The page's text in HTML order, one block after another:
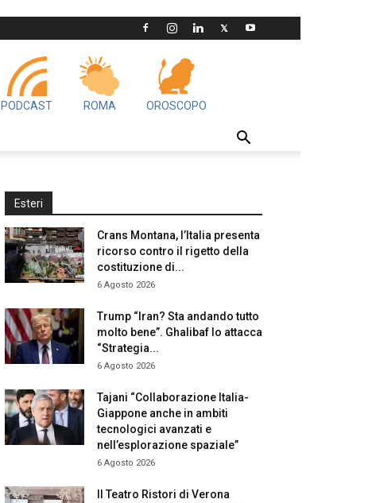
PODCAST ROMA OROSCOPO
Esteri
Crans Montana, l’Italia presenta
ricorso contro il rigetto della
costituzione di...
6 Agosto 2026
Trump “Iran? Sta andando tutto
molto bene”. Ghalibaf lo attacca
“Strategia...
6 Agosto 2026
Tajani “Collaborazione Italia-
Giappone anche in ambiti
tecnologici avanzati e
nell’esplorazione spaziale”
6 Agosto 2026
Il Teatro Ristori di Verona